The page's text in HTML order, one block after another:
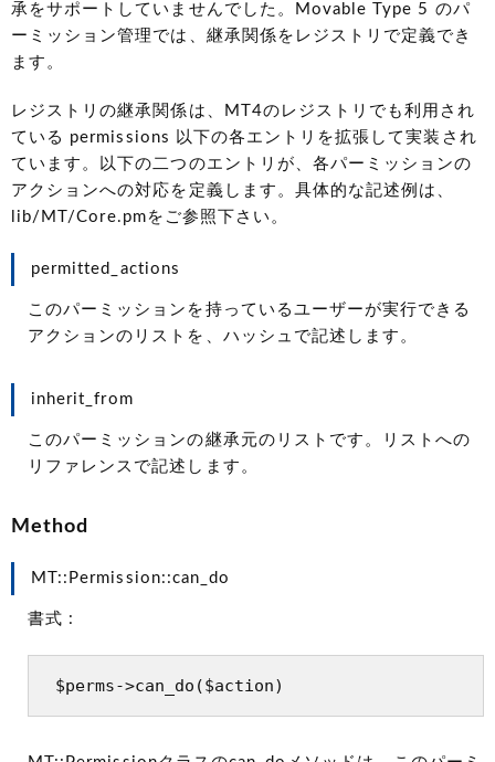
承をサポートしていませんでした。Movable Type 5 のパ
ーミッション管理では、継承関係をレジストリで定義でき
ます。
レジストリの継承関係は、MT4のレジストリでも利用され
ている permissions 以下の各エントリを拡張して実装され
ています。以下の二つのエントリが、各パーミッションの
アクションへの対応を定義します。具体的な記述例は、
lib/MT/Core.pmをご参照下さい。
permitted_actions
このパーミッションを持っているユーザーが実行できる
アクションのリストを、ハッシュで記述します。
inherit_from
このパーミッションの継承元のリストです。リストへの
リファレンスで記述します。
Method
MT::Permission::can_do
書式 :